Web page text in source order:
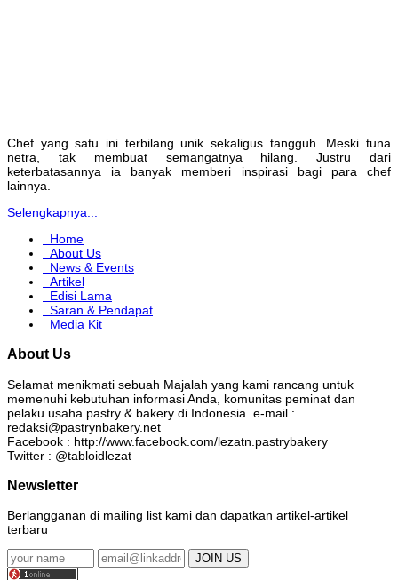
Chef yang satu ini terbilang unik sekaligus tangguh. Meski tuna
netra, tak membuat semangatnya hilang. Justru dari
keterbatasannya ia banyak memberi inspirasi bagi para chef
lainnya.
Selengkapnya...
Home
About Us
News & Events
Artikel
Edisi Lama
Saran & Pendapat
Media Kit
About Us
Selamat menikmati sebuah Majalah yang kami rancang untuk
memenuhi kebutuhan informasi Anda, komunitas peminat dan
pelaku usaha pastry & bakery di Indonesia. e-mail :
redaksi@pastrynbakery.net
Facebook : http://www.facebook.com/lezatn.pastrybakery
Twitter : @tabloidlezat
Newsletter
Berlangganan di mailing list kami dan dapatkan artikel-artikel
terbaru